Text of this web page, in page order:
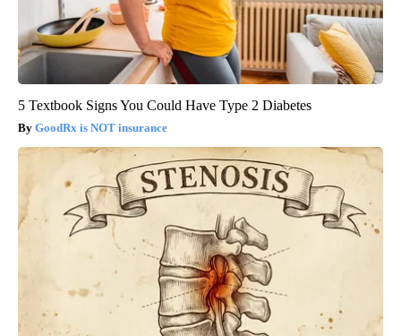
5 Textbook Signs You Could Have Type 2 Diabetes
GoodRx is NOT insurance